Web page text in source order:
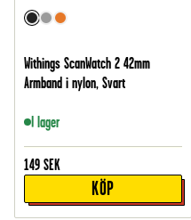
Withings ScanWatch 2 42mm
Armband i nylon, Svart
I lager
149 SEK
KÖP